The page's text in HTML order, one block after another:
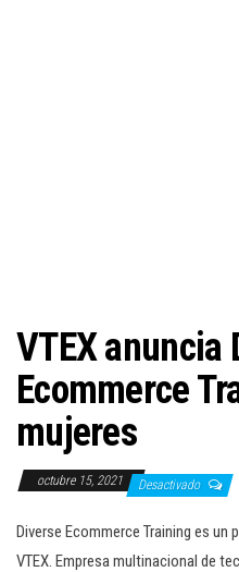
VTEX anuncia
Ecommerce
mujeres
octubre 15, 2021 Desactivado
Diverse Ecommerce Training es
VTEX. Empresa multinacional de